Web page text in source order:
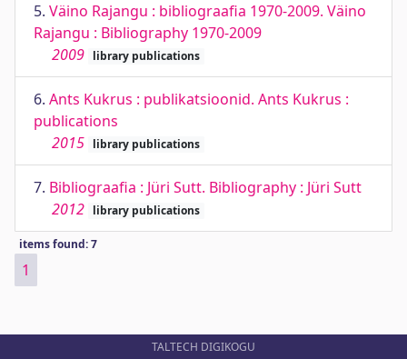
5. Väino Rajangu : bibliograafia 1970-2009. Väino
Rajangu : Bibliography 1970-2009
2009 library publications
6. Ants Kukrus : publikatsioonid. Ants Kukrus :
publications
2015 library publications
7. Bibliograafia : Jüri Sutt. Bibliography : Jüri Sutt
2012 library publications
items found: 7
1
TALTECH DIGIKOGU